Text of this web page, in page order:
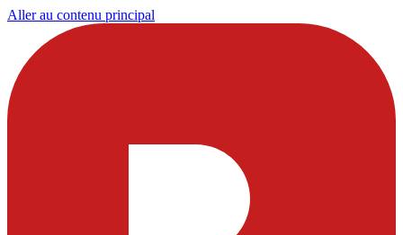
Aller au contenu principal